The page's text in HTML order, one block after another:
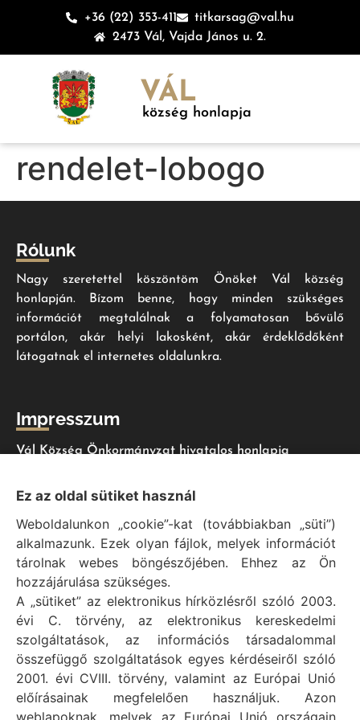
+36 (22) 353-411
titkarsag@val.hu
2473 Vál, Vajda János u. 2.
VÁL
község honlapja
rendelet-lobogo
Rólunk
Nagy szeretettel köszöntöm Önöket Vál község
honlapján. Bízom benne, hogy minden szükséges
információt megtalálnak a folyamatosan bővülő
portálon, akár helyi lakosként, akár érdeklődőként
látogatnak el internetes oldalunkra.
Impresszum
Vál Község Önkormányzat hivatalos honlapja
Adószám: 15727079-2-07
Adatvédelmi tájékoztató
Felelős: Bechtold Tamás polgármester
Cím: H-2473 Vál, Vajda János utca 2.
Telefon: +36 (22) 353-411
E-mail: polgarmester@val.hu
Elérhetőségek
+36 (22) 353-411
Ez az oldal sütiket használ
Weboldalunkon „cookie”-kat (továbbiakban „süti”)
alkalmazunk. Ezek olyan fájlok, melyek információt
tárolnak webes böngészőjében. Ehhez az Ön
hozzájárulása szükséges.
A „sütiket” az elektronikus hírközlésről szóló 2003.
évi C. törvény, az elektronikus kereskedelmi
szolgáltatások, az információs társadalommal
összefüggő szolgáltatások egyes kérdéseiről szóló
2001. évi CVIII. törvény, valamint az Európai Unió
előírásainak megfelelően használjuk. Azon
weblapoknak, melyek az Európai Unió országain